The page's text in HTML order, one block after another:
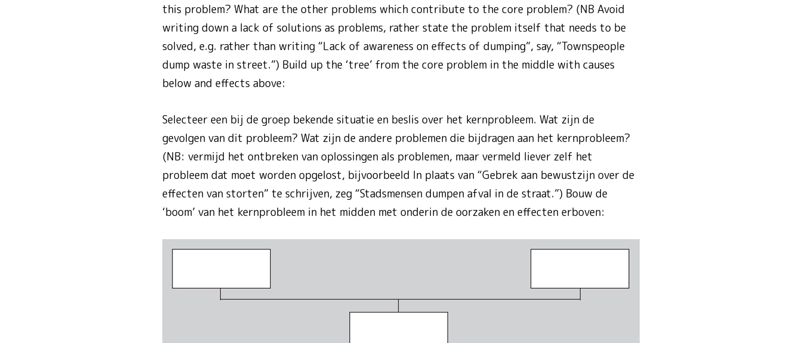
this problem? What are the other problems which contribute to the core problem? (NB Avoid
writing down a lack of solutions as problems, rather state the problem itself that needs to be
solved, e.g. rather than writing “Lack of awareness on effects of dumping”, say, “Townspeople
dump waste in street.”) Build up the ‘tree’ from the core problem in the middle with causes
below and effects above:
Selecteer een bij de groep bekende situatie en beslis over het kernprobleem. Wat zijn de
gevolgen van dit probleem? Wat zijn de andere problemen die bijdragen aan het kernprobleem?
(NB: vermijd het ontbreken van oplossingen als problemen, maar vermeld liever zelf het
probleem dat moet worden opgelost, bijvoorbeeld In plaats van “Gebrek aan bewustzijn over de
effecten van storten” te schrijven, zeg “Stadsmensen dumpen afval in de straat.”) Bouw de
‘boom’ van het kernprobleem in het midden met onderin de oorzaken en effecten erboven: